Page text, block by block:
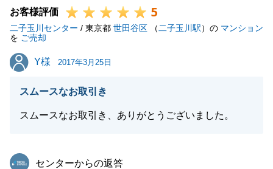
ご購入の際も「任せて良かった」と思って頂けるよう
誠心誠意お手伝い致しますので、是非お声掛け頂けれ
ばと思います。
今後とも東急リバブルをご愛顧の程、よろしくお願い
お客様評価 5
二子玉川センター / 東京都 世田谷区 （ 二子玉川駅）の マンション
を ご売却
Y様
Y様 2017年3月25日
スムースなお取引き
スムースなお取引き、ありがとうございました。
東急リバブル
センターからの返答